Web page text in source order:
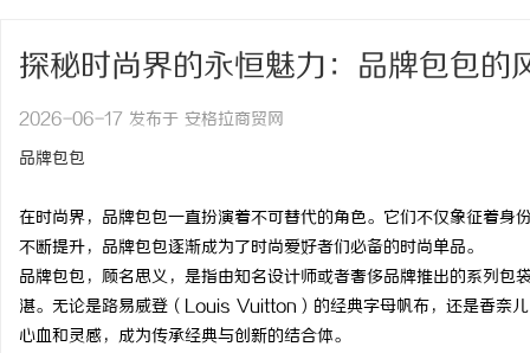
探秘时尚界的永恒魅力：品牌包包的
2026-06-17 发布于 安格拉商贸网
品牌包包
在时尚界，品牌包包一直扮演着不可替代的角色。它们不仅象征着
不断提升，品牌包包逐渐成为了时尚爱好者们必备的时尚单品。
品牌包包，顾名思义，是指由知名设计师或者奢侈品牌推出的系列
湛。无论是路易威登（Louis Vuitton）的经典字母帆布，还是香奈
心血和灵感，成为传承经典与创新的结合体。